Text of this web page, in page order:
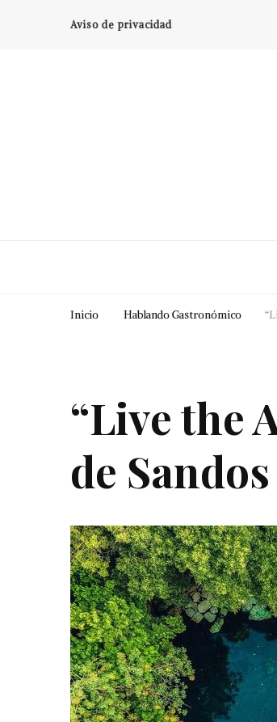
Aviso de privacidad
Inicio Hablando Gastronómico
“Live the
de